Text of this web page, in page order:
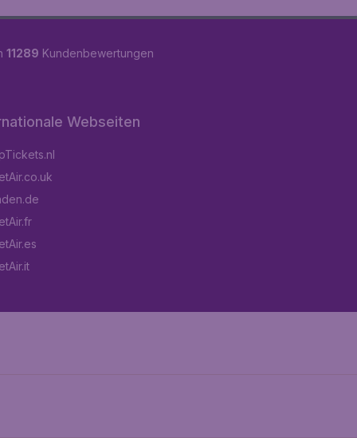
11289 Kundenbewertungen
Webseiten